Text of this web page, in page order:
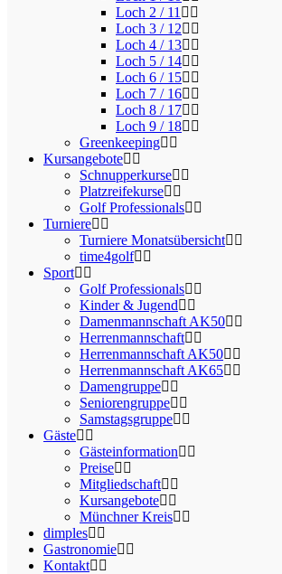
Loch 2 / 11
Loch 3 / 12
Loch 4 / 13
Loch 5 / 14
Loch 6 / 15
Loch 7 / 16
Loch 8 / 17
Loch 9 / 18
Greenkeeping
Kursangebote
Schnupperkurse
Platzreifekurse
Golf Professionals
Turniere
Turniere Monatsübersicht
time4golf
Sport
Golf Professionals
Kinder & Jugend
Damenmannschaft AK50
Herrenmannschaft
Herrenmannschaft AK50
Herrenmannschaft AK65
Damengruppe
Seniorengruppe
Samstagsgruppe
Gäste
Gästeinformation
Preise
Mitgliedschaft
Kursangebote
Münchner Kreis
dimples
Gastronomie
Kontakt